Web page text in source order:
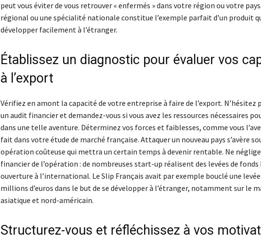
peut vous éviter de vous retrouver « enfermés » dans votre région ou votre
régional ou une spécialité nationale constitue l’exemple parfait d’un produit
développer facilement à l’étranger.
Établissez un diagnostic pour évaluer vos
à l’export
Vérifiez en amont la capacité de votre entreprise à faire de l’export. N’hésitez
un audit financier et demandez-vous si vous avez les ressources nécessaires
dans une telle aventure. Déterminez vos forces et faiblesses, comme vous
fait dans votre étude de marché française. Attaquer un nouveau pays s’avère
opération coûteuse qui mettra un certain temps à devenir rentable. Ne
financier de l’opération : de nombreuses start-up réalisent des levées de fonds
ouverture à l’international. Le Slip Français avait par exemple bouclé une levée
millions d’euros dans le but de se développer à l’étranger, notamment sur le
asiatique et nord-américain.
Structurez-vous et réfléchissez à vos